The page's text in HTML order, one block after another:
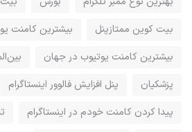
بیت کوین ممتازپنل
بیشترین کامنت
بیشترین کامنت یوتیوب در جهان
پزشکیان
پنل افزایش فالوور اینستاگرام
پيدا كردن كامنت خودم در اينستاگرام